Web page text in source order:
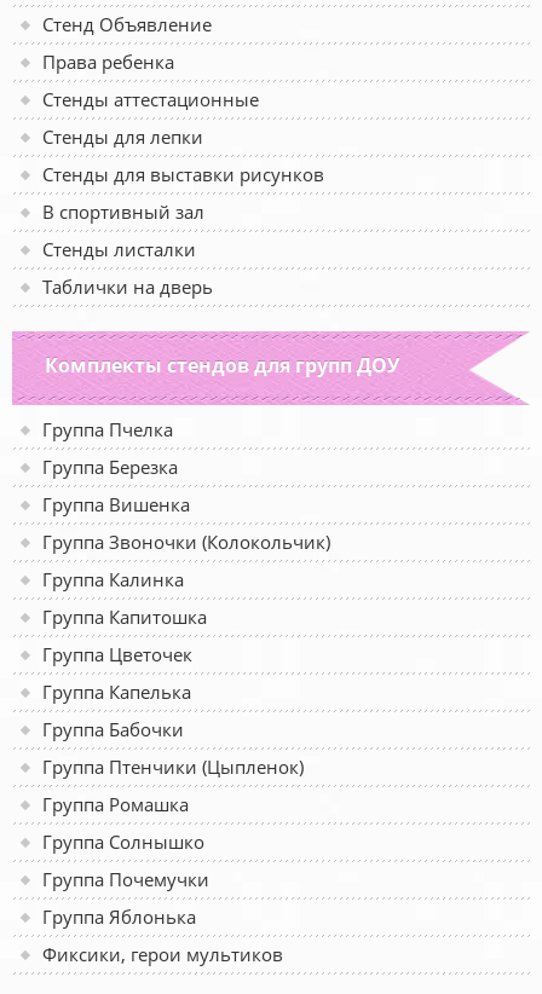
Стенд Объявление
Права ребенка
Стенды аттестационные
Стенды для лепки
Стенды для выставки рисунков
В спортивный зал
Стенды листалки
Таблички на дверь
Комплекты стендов для групп ДОУ
Группа Пчелка
Группа Березка
Группа Вишенка
Группа Звоночки (Колокольчик)
Группа Калинка
Группа Капитошка
Группа Цветочек
Группа Капелька
Группа Бабочки
Группа Птенчики (Цыпленок)
Группа Ромашка
Группа Солнышко
Группа Почемучки
Группа Яблонька
Фиксики, герои мультиков